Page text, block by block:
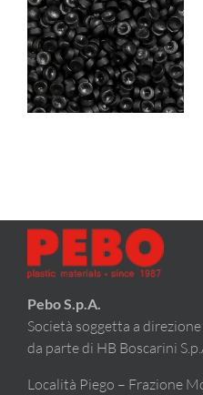
PEBOlen1410 (LDPE)
Pebo S.p.A.
Società soggetta a
da parte di HB Boscarini
Località Piego – Frazione